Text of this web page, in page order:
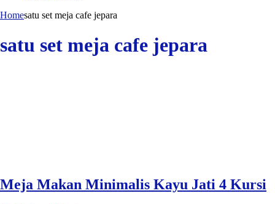
Homesatu set meja cafe jepara
satu set meja cafe jepara
Meja Makan Minimalis Kayu Jati 4 Kursi